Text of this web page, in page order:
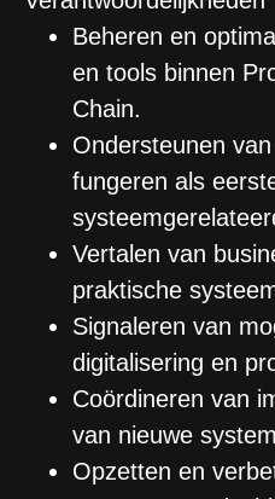
Beheren en
en tools binnen
Chain.
Ondersteunen
fungeren als
Vertalen van
praktische
Signaleren van
digitalisering en
Coördineren van
van nieuwe
Opzetten en